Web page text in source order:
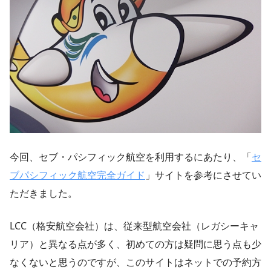
今回、セブ・パシフィック航空を利用するにあたり、「セ
ブパシフィック航空完全ガイド 」サイトを参考にさせてい
ただきました。
LCC（格安航空会社）は、従来型航空会社（レガシーキャ
リア）と異なる点が多く、初めての方は疑問に思う点も少
なくないと思うのですが、このサイトはネットでの予約方